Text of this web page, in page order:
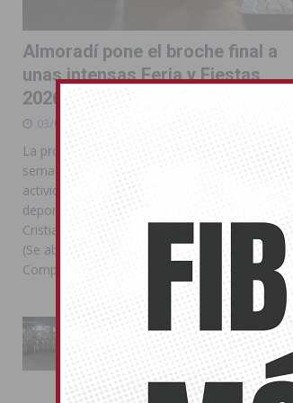
Almoradí pone el broche final a
unas intensas Feria y Fiestas
2026
03/08/2026
La programación reunió durante más de una
semana actos institucionales, conciertos,
actividades familiares, competiciones
deportivas y las celebraciones de Moros y
Cristianos Compártelo: Comparte en Facebook
(Se abre en una ventana nueva) Facebook
Compartir en
La Entrada Cristiana llena de
esplendor las calles de
Almoradí en una multitudinaria
jornada festera
02/08/2026